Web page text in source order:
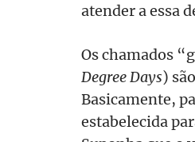
atender a essa
Os chamados
Degree Days)
Basicamente,
estabelecida